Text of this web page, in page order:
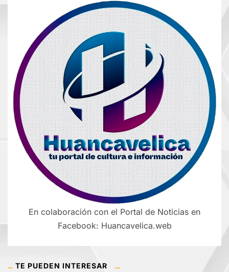
En colaboración con el Portal de Noticias en
Facebook: Huancavelica.web
TE PUEDEN INTERESAR